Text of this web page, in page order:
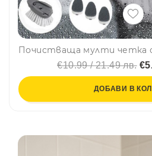
€10.99 / 21.49 лв.
ДОБАВИ В